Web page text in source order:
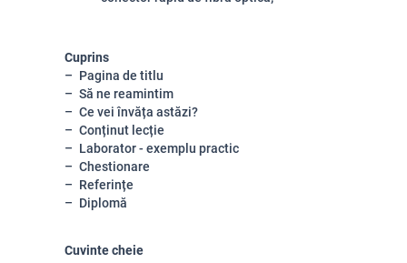
Cuprins
Pagina de titlu
Să ne reamintim
Ce vei învăța astăzi?
Conținut lecție
Laborator - exemplu practic
Chestionare
Referințe
Diplomă
Cuvinte cheie